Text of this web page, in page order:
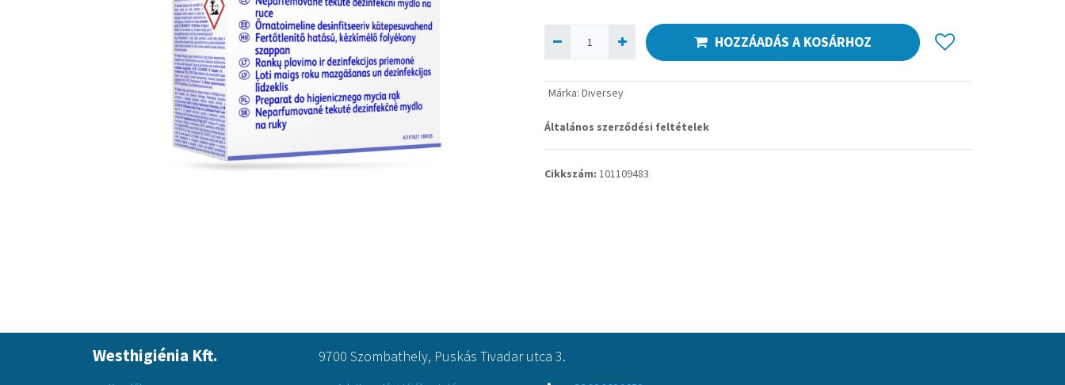
HOZZÁADÁS A KOSÁRHOZ
Márka: Diversey
Általános szerződési feltételek
Cikkszám: 101109483
Westhigiénia Kft. 9700 Szombathely, Puskás Tivadar utca 3.